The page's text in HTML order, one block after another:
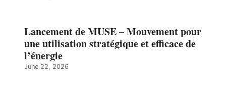
Lancement de MUSE – Mouvement pour
une utilisation stratégique et efficace de
l’énergie
June 22, 2026